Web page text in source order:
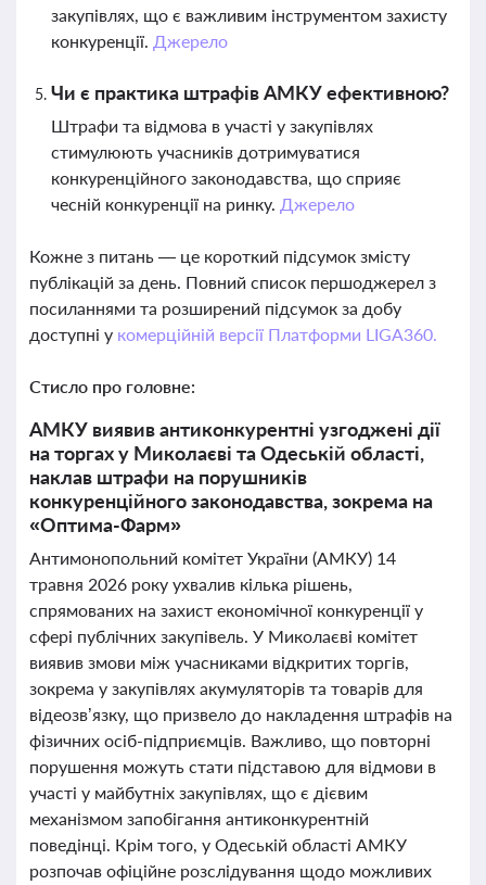
закупівлях, що є важливим інструментом захисту
конкуренції. Джерело
Чи є практика штрафів АМКУ ефективною?
Штрафи та відмова в участі у закупівлях
стимулюють учасників дотримуватися
конкуренційного законодавства, що сприяє
чесній конкуренції на ринку. Джерело
Кожне з питань — це короткий підсумок змісту
публікацій за день. Повний список першоджерел з
посиланнями та розширений підсумок за добу
доступні у комерційній версії Платформи LIGA360.
Стисло про головне:
АМКУ виявив антиконкурентні узгоджені дії
на торгах у Миколаєві та Одеській області,
наклав штрафи на порушників
конкуренційного законодавства, зокрема на
«Оптима-Фарм»
Антимонопольний комітет України (АМКУ) 14
травня 2026 року ухвалив кілька рішень,
спрямованих на захист економічної конкуренції у
сфері публічних закупівель. У Миколаєві комітет
виявив змови між учасниками відкритих торгів,
зокрема у закупівлях акумуляторів та товарів для
відеозв’язку, що призвело до накладення штрафів на
фізичних осіб-підприємців. Важливо, що повторні
порушення можуть стати підставою для відмови в
участі у майбутніх закупівлях, що є дієвим
механізмом запобігання антиконкурентній
поведінці. Крім того, у Одеській області АМКУ
розпочав офіційне розслідування щодо можливих